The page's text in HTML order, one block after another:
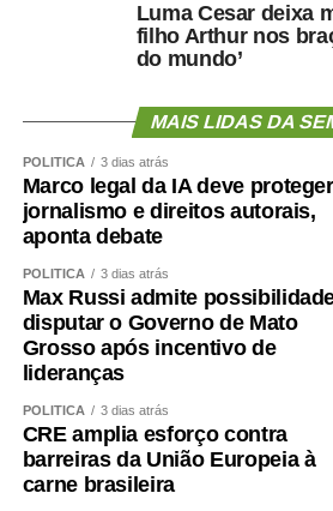
Como enfrentar
cientificamente
?
O primeiro passo é avaliar mais do
Circunferência abdominal,
preensão, velocidade da marcha,
exames cardiometabólicos ajudam
o IMC isolado não mostra.
O treinamento de força deve ocupar
Caminhar é importante, mas pode
preservar ou recuperar massa
Luma Cesar deixa
filho Arthur nos
do mundo’
MAIS LIDAS DA
POLÍTICA 3 dias atrás
Marco legal da IA deve proteger
jornalismo e direitos autorais,
aponta debate
POLÍTICA 3 dias atrás
Max Russi admite
disputar o Governo de Mato
Grosso após incentivo de
lideranças
POLÍTICA 3 dias atrás
CRE amplia esforço contra
barreiras da União Europeia à
carne brasileira